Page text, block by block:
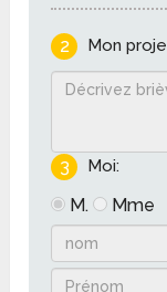
2 Mon
3 Moi:
M. Mme